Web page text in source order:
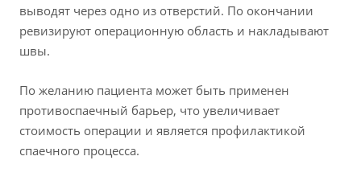
выводят через одно из отверстий. По окончании
ревизируют операционную область и накладывают
швы.
По желанию пациента может быть применен
противоспаечный барьер, что увеличивает
стоимость операции и является профилактикой
спаечного процесса.